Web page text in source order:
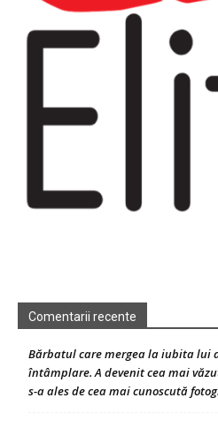
Comentarii recente
Bărbatul care mergea la iubita lui
întâmplare. A devenit cea mai
s-a ales de cea mai cunoscută